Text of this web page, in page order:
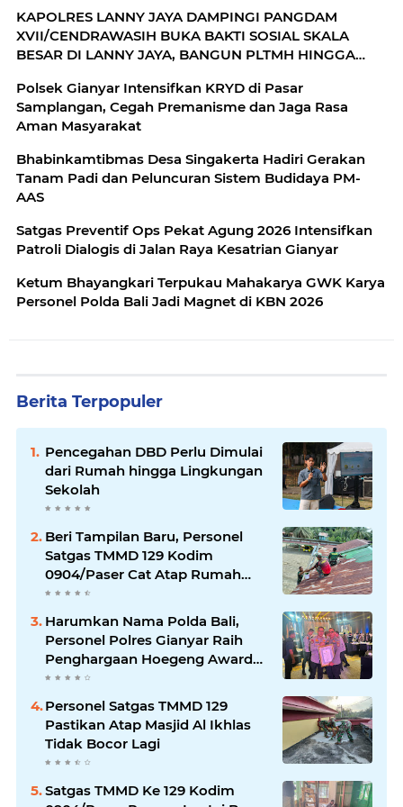
KAPOLRES LANNY JAYA DAMPINGI PANGDAM
XVII/CENDRAWASIH BUKA BAKTI SOSIAL SKALA
BESAR DI LANNY JAYA, BANGUN PLTMH HINGGA
Polsek Gianyar Intensifkan KRYD di Pasar
Samplangan, Cegah Premanisme dan Jaga Rasa
Aman Masyarakat
Bhabinkamtibmas Desa Singakerta Hadiri Gerakan
Tanam Padi dan Peluncuran Sistem Budidaya PM-
AAS
Satgas Preventif Ops Pekat Agung 2026 Intensifkan
Patroli Dialogis di Jalan Raya Kesatrian Gianyar
Ketum Bhayangkari Terpukau Mahakarya GWK Karya
Personel Polda Bali Jadi Magnet di KBN 2026
Berita Terpopuler
Pencegahan DBD Perlu Dimulai
dari Rumah hingga Lingkungan
Sekolah
Beri Tampilan Baru, Personel
Satgas TMMD 129 Kodim
0904/Paser Cat Atap Rumah
Marbot
Harumkan Nama Polda Bali,
Personel Polres Gianyar Raih
Penghargaan Hoegeng Awards
2026
Personel Satgas TMMD 129
Pastikan Atap Masjid Al Ikhlas
Tidak Bocor Lagi
Satgas TMMD Ke 129 Kodim